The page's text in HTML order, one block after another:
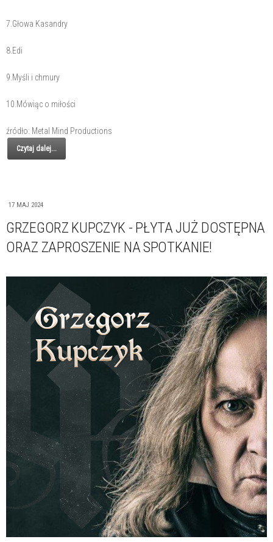
7.Głowa Kasandry
8.Edi
9.Myśli i chmury
10.Mówiąc o miłości
źródło: Metal Mind Productions
Czytaj dalej...
17 MAJ 2024
GRZEGORZ KUPCZYK - PŁYTA JUŻ DOSTĘPNA
ORAZ ZAPROSZENIE NA SPOTKANIE!